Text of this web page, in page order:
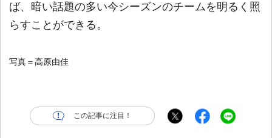
ば、暗い話題の多い今シーズンのチームを明るく照
らすことができる。
写真＝高原由佳
この記事に注目！